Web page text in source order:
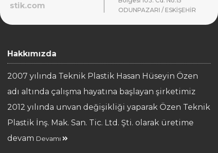
stik.com
ODUNPAZARI / ESKİŞEHİR
Hakkımızda
2007 yılında Teknik Plastik Hasan Hüseyin Özen
adı altında çalışma hayatına başlayan şirketimiz
2012 yılında unvan değişikliği yaparak Özen Teknik
Plastik İnş. Mak. San. Tic. Ltd. Şti. olarak üretime
devam Devamı